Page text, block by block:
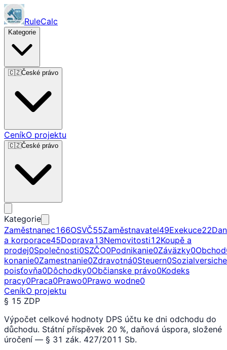
RuleCalc
Kategorie
🇨🇿České právo
CeníkO projektu
🇨🇿České právo
Kategorie
Zaměstnanec166OSVČ55Zaměstnavatel49Exekuce22
a korporace45Doprava13Nemovitosti12Koupě a
prodej0Společnosti0SZČO0Podnikanie0Záväzky0Obchod
konanie0Zamestnanie0Zdravotná0Steuern0
poisťovňa0Dôchodky0Občianske právo0Kodeks
pracy0Praca0Prawo0Prawo wodne0
CeníkO projektu
§ 15 ZDP
Výpočet celkové hodnoty DPS účtu ke dni odchodu do
důchodu. Státní příspěvek 20 %, daňová úspora, složené
úročení — § 31 zák. 427/2011 Sb.